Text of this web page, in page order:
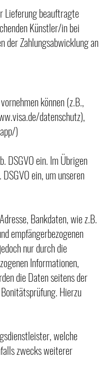
Lieferung beauftragte
Künstler/in bei
der Zahlungsabwicklung an
können (z.B.,
datenschutz),
)
DSGVO ein. Im Übrigen
ein, um unseren
Bankdaten, wie z.B.
empfängerbezogenen
nur durch die
Informationen,
die Daten seitens der
Hierzu
welche
zwecks weiterer